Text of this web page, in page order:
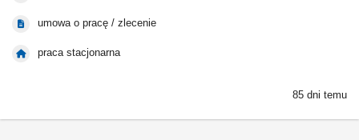
umowa o pracę / zlecenie
praca stacjonarna
85 dni temu